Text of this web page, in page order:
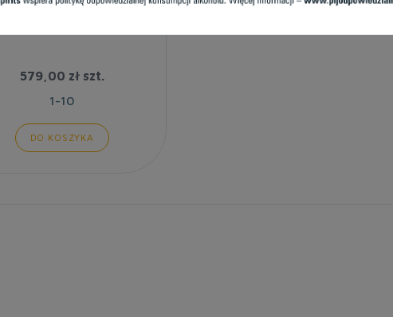
SM MORTLACH 16Y
579,00 złszt.
1-10
DO KOSZYKA